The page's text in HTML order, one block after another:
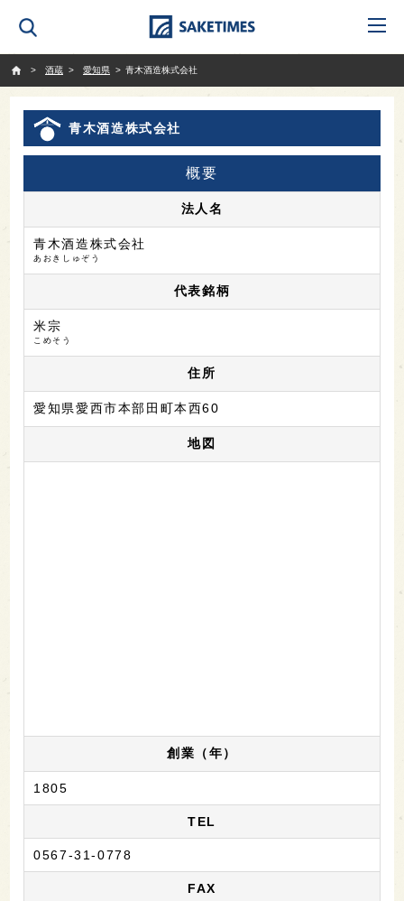
酒蔵
愛知県 青木酒造株式会社
青木酒造株式会社
概要
法人名
青木酒造株式会社
あおきしゅぞう
代表銘柄
米宗
こめそう
住所
愛知県愛西市本部田町本西60
地図
創業（年）
1805
TEL
0567-31-0778
FAX